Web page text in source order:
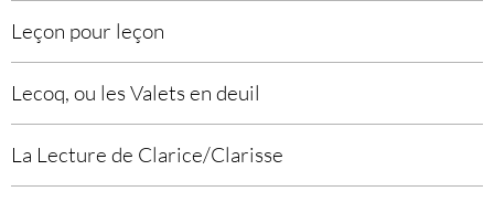
Leçon pour leçon
Lecoq, ou les Valets en deuil
La Lecture de Clarice/Clarisse